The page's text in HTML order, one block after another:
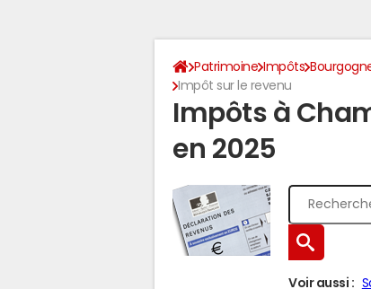
Patrimoine Impôts
Impôt sur le revenu
Impôts à
en 2025
Voir aussi :